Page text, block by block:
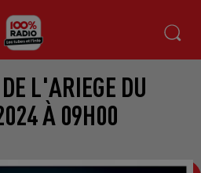
L'ARIEGE DU
À 09H00